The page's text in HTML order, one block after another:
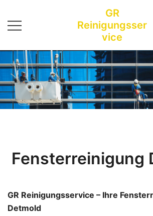
Inhalt
springen
GR
Reinigungsser
vice
Fensterreinigung
GR Reinigungsservice – Ihre
Detmold